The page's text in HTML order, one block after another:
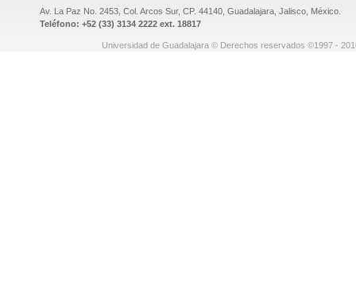
Av. La Paz No. 2453, Col. Arcos Sur, CP. 44140, Guadalajara, Jalisco, México.
Teléfono: +52 (33) 3134 2222 ext. 18817
Universidad de Guadalajara © Derechos reservados ©1997 -